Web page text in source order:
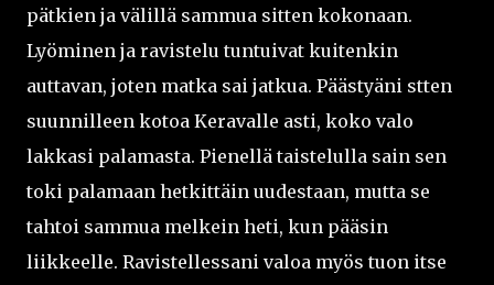
pätkien ja välillä sammua sitten kokonaan.
Lyöminen ja ravistelu tuntuivat kuitenkin
auttavan, joten matka sai jatkua. Päästyäni stten
suunnilleen kotoa Keravalle asti, koko valo
lakkasi palamasta. Pienellä taistelulla sain sen
toki palamaan hetkittäin uudestaan, mutta se
tahtoi sammua melkein heti, kun pääsin
liikkeelle. Ravistellessani valoa myös tuon itse